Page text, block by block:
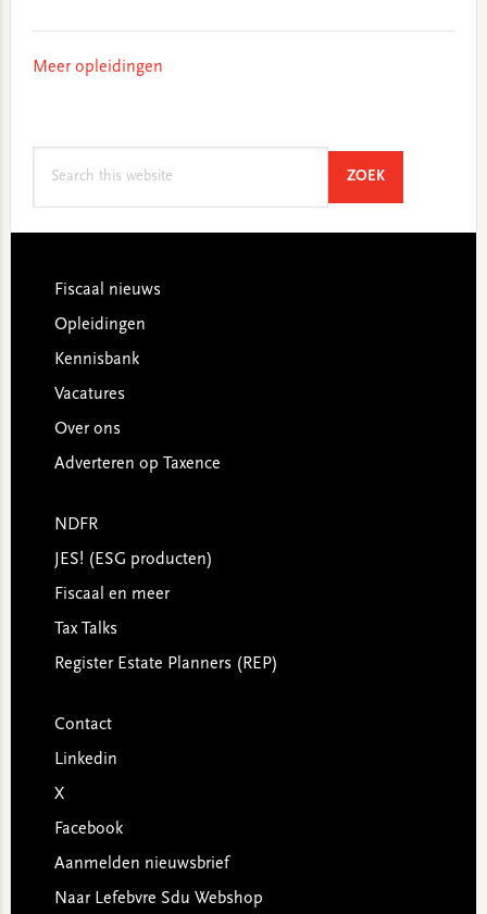
Meer opleidingen
ZOEKSEARCH
Footer
Fiscaal nieuws
Opleidingen
Kennisbank
Vacatures
Over ons
Adverteren op Taxence
NDFR
JES! (ESG producten)
Fiscaal en meer
Tax Talks
Register Estate Planners (REP)
Contact
Linkedin
X
Facebook
Aanmelden nieuwsbrief
Naar Lefebvre Sdu Webshop